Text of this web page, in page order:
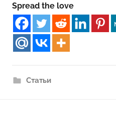
Spread the love
Статьи